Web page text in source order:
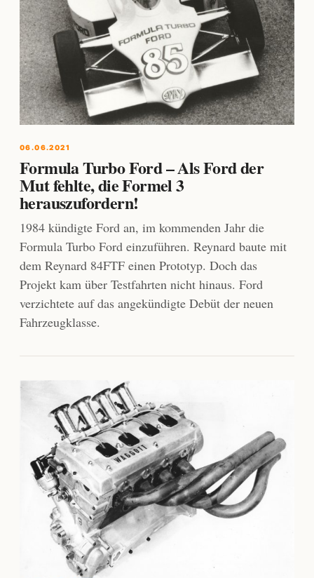
06.06.2021
Formula Turbo Ford – Als Ford der
Mut fehlte, die Formel 3
herauszufordern!
1984 kündigte Ford an, im kommenden Jahr die
Formula Turbo Ford einzuführen. Reynard baute mit
dem Reynard 84FTF einen Prototyp. Doch das
Projekt kam über Testfahrten nicht hinaus. Ford
verzichtete auf das angekündigte Debüt der neuen
Fahrzeugklasse.